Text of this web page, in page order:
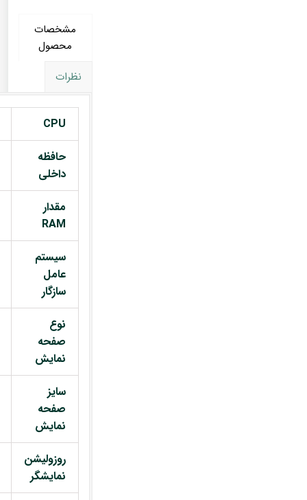
مشخصات
محصول
نظرات
CPU
حافظه
داخلی
مقدار
RAM
سیستم
عامل
سازگار
نوع
صفحه
نمایش
سایز
صفحه
نمایش
روزولیشن
نمایشگر